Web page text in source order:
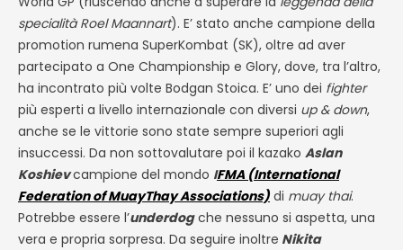
specialità Roel Maannart). E’ stato anche campione della
promotion rumena SuperKombat (SK), oltre ad aver
partecipato a One Championship e Glory, dove, tra l’altro,
ha incontrato più volte Bodgan Stoica. E’ uno dei fighter
più esperti a livello internazionale con diversi up & down,
anche se le vittorie sono state sempre superiori agli
insuccessi. Da non sottovalutare poi il kazako Aslan
Koshievcampione del mondo IFMA (International
Federation of MuayThay Associations) di muay thai.
Potrebbe essere l’underdogche nessuno si aspetta, una
vera e propria sorpresa. Da seguire inoltre Nikita